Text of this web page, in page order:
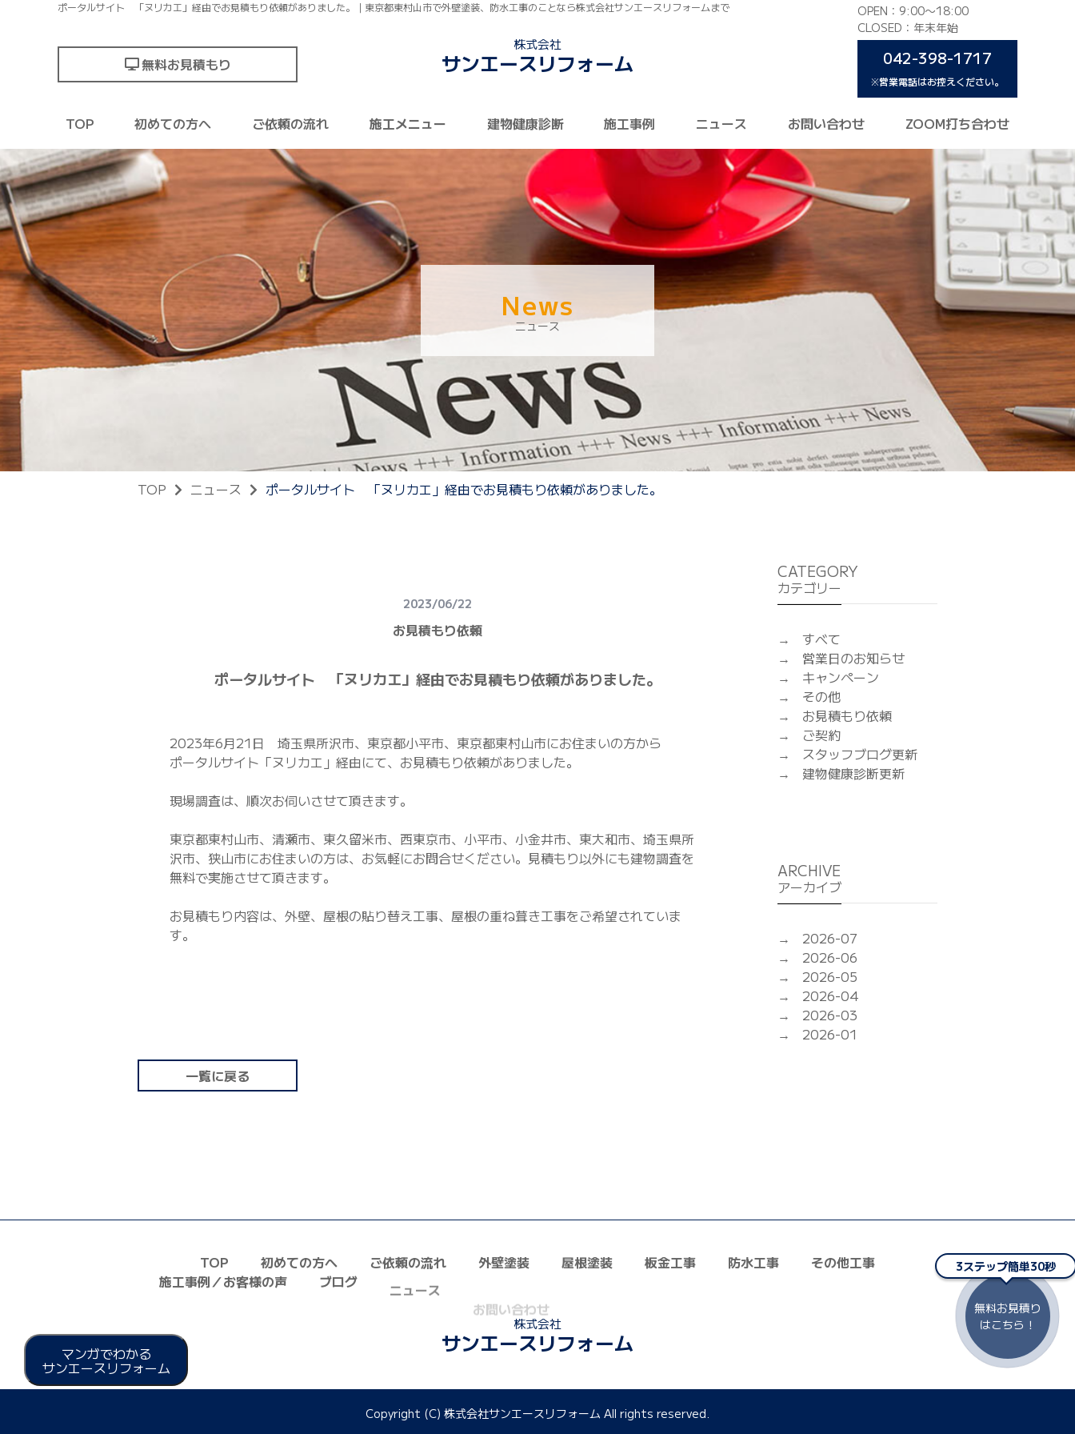
ポータルサイト 「ヌリカエ」経由でお見積もり依頼がありました。｜東京都東村山市で外壁塗装、防水工事のことなら株式会社サンエースリフォームまで
無料お見積もり
株式会社
サンエースリフォーム
OPEN：9:00〜18:00
CLOSED：年末年始
042-398-1717
※営業電話はお控えください。
TOP 初めての方へ ご依頼の流れ 施工メニュー 建物健康診断 施工事例 ニュース お問い合わせ ZOOM打ち合わせ
News
ニュース
TOP ニュース ポータルサイト 「ヌリカエ」経由でお見積もり依頼がありました。
2023/06/22
お見積もり依頼
ポータルサイト 「ヌリカエ」経由でお見積もり依頼がありました。
2023年6月21日 埼玉県所沢市、東京都小平市、東京都東村山市にお住まいの方から
ポータルサイト「ヌリカエ」経由にて、お見積もり依頼がありました。
現場調査は、順次お伺いさせて頂きます。
東京都東村山市、清瀬市、東久留米市、西東京市、小平市、小金井市、東大和市、埼玉県所
沢市、狭山市にお住まいの方は、お気軽にお問合せください。見積もり以外にも建物調査を
無料で実施させて頂きます。
お見積もり内容は、外壁、屋根の貼り替え工事、屋根の重ね葺き工事をご希望されていま
す。
一覧に戻る
CATEGORY
カテゴリー
すべて
営業日のお知らせ
キャンペーン
その他
お見積もり依頼
ご契約
スタッフブログ更新
建物健康診断更新
ARCHIVE
アーカイブ
2026-07
2026-06
2026-05
2026-04
2026-03
2026-01
TOP 初めての方へ ご依頼の流れ 外壁塗装 屋根塗装 板金工事 防水工事
その他工事
施工事例／お客様の声
ブログ ニュース
株式会社
サンエースリフォーム
Copyright (C) 株式会社サンエースリフォーム All rights reserved.
3ステップ簡単30秒
無料お見積り
はこちら！
マンガでわかる
サンエースリフォーム